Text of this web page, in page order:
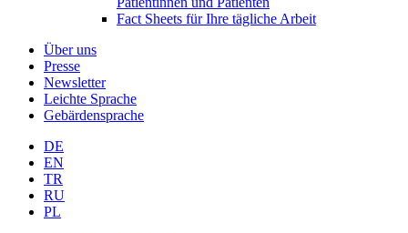
Fact Sheets für Ihre tägliche Arbeit
Über uns
Presse
Newsletter
Leichte Sprache
Gebärdensprache
DE
EN
TR
RU
PL